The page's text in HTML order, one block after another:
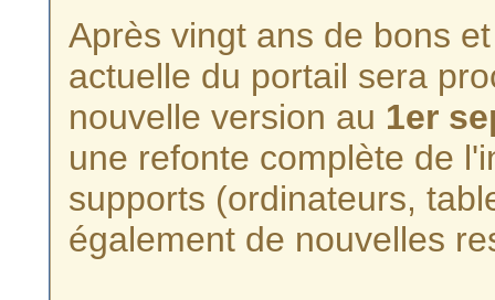
Après vingt ans de bons
actuelle du portail sera
nouvelle version au 1er
une refonte complète de
supports (ordinateurs,
également de nouvelles